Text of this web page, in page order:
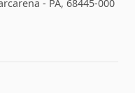
- PA, 68445-000